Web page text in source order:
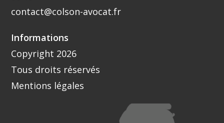
contact@colson-avocat.fr
Informations
Copyright 2026
Tous droits réservés
Mentions légales